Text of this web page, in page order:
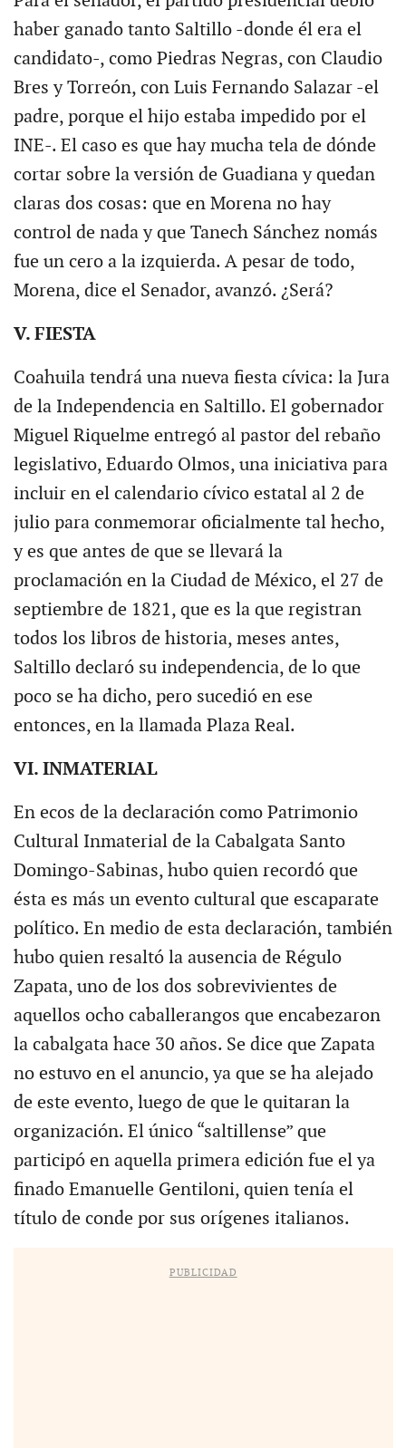
haber ganado tanto Saltillo -donde él era el
candidato-, como Piedras Negras, con Claudio
Bres y Torreón, con Luis Fernando Salazar -el
padre, porque el hijo estaba impedido por el
INE-. El caso es que hay mucha tela de dónde
cortar sobre la versión de Guadiana y quedan
claras dos cosas: que en Morena no hay
control de nada y que Tanech Sánchez nomás
fue un cero a la izquierda. A pesar de todo,
Morena, dice el Senador, avanzó. ¿Será?
V. FIESTA
Coahuila tendrá una nueva fiesta cívica: la Jura
de la Independencia en Saltillo. El gobernador
Miguel Riquelme entregó al pastor del rebaño
legislativo, Eduardo Olmos, una iniciativa para
incluir en el calendario cívico estatal al 2 de
julio para conmemorar oficialmente tal hecho,
y es que antes de que se llevará la
proclamación en la Ciudad de México, el 27 de
septiembre de 1821, que es la que registran
todos los libros de historia, meses antes,
Saltillo declaró su independencia, de lo que
poco se ha dicho, pero sucedió en ese
entonces, en la llamada Plaza Real.
VI. INMATERIAL
En ecos de la declaración como Patrimonio
Cultural Inmaterial de la Cabalgata Santo
Domingo-Sabinas, hubo quien recordó que
ésta es más un evento cultural que escaparate
político. En medio de esta declaración, también
hubo quien resaltó la ausencia de Régulo
Zapata, uno de los dos sobrevivientes de
aquellos ocho caballerangos que encabezaron
la cabalgata hace 30 años. Se dice que Zapata
no estuvo en el anuncio, ya que se ha alejado
de este evento, luego de que le quitaran la
organización. El único “saltillense” que
participó en aquella primera edición fue el ya
finado Emanuelle Gentiloni, quien tenía el
título de conde por sus orígenes italianos.
PUBLICIDAD